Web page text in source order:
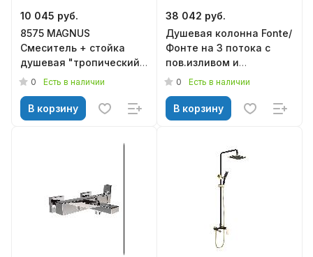
10 045 руб.
8575 MAGNUS
Смеситель + стойка
душевая "тропический
душ" с двумя лейками
0 Есть в наличии
В корзину
38 042 руб.
Душевая колонна Fonte/
Фонте на 3 потока с
пов.изливом и
механическим
KERAMA MARAZZI
0 Есть в наличии
В корзину